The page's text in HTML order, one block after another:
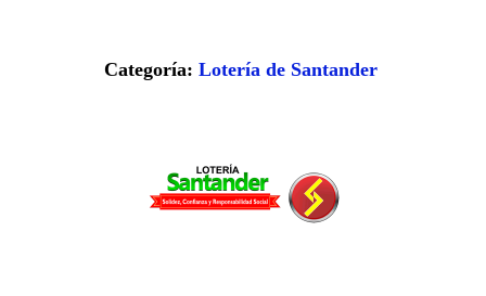
Categoría: Lotería de Santander